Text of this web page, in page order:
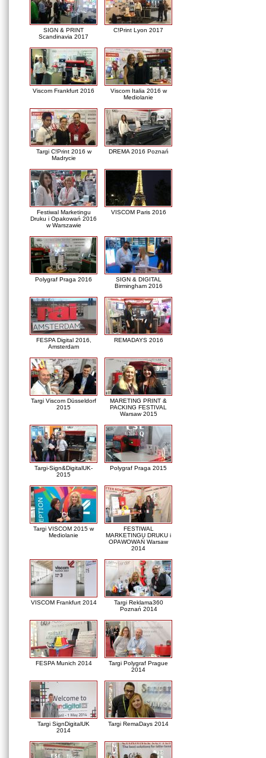
SIGN & PRINT
Scandinavia 2017
C!Print Lyon 2017
Viscom Frankfurt 2016
Viscom Italia 2016 w
Mediolanie
Targi C!Print 2016 w
Madrycie
DREMA 2016 Poznań
Festiwal Marketingu
Druku i Opakowań 2016
w Warszawie
VISCOM Paris 2016
Polygraf Praga 2016
SIGN & DIGITAL
Birmingham 2016
FESPA Digital 2016,
Amsterdam
REMADAYS 2016
Targi Viscom Düsseldorf
2015
MARETING PRINT &
PACKING FESTIVAL
Warsaw 2015
Targi-Sign&DigitalUK-
2015
Polygraf Praga 2015
Targi VISCOM 2015 w
Mediolanie
FESTIWAL
MARKETINGU DRUKU i
OPAWOWAŃ Warsaw
2014
VISCOM Frankfurt 2014
Targi Reklama360
Poznań 2014
FESPA Munich 2014
Targi Polygraf Prague
2014
Targi SignDigitalUK
2014
Targi RemaDays 2014